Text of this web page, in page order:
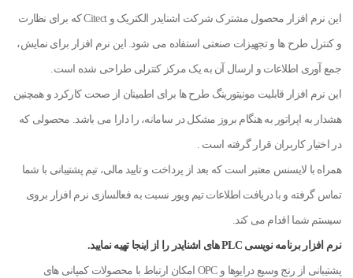
این نرم افزار محصول مشترک شرکت اشنایدر الکتریک و Citect که برای نظارت
و کنترل طرح ها و تجهیزات صنعتی استفاده می شود. این نرم افزار برای نمایش،
جمع آوری اطلاعات و ارسال آن به یک مرکز کنترلی طراحی شده است.
این نرم افزار قابلیت مونیتورینگ طرح ها برای اطمینان از صحت کارکرد و همچنین
هشدار به اپراتور به هنگام بروز مشکل در سامانه، را دارا می باشد. محصولی که
در اختیار کاربران قرار گرفته است .
همراه با لایسنس معتبر است که بعد از پرداخت و تایید مالی، تیم پشتیبانی با شما
تماس گرفته و با دریافت اطلاعات تیم ویور نسبت به فعالسازی نرم افزار بروی
سیستم شما اقدام می کند.
نرم افزار برنامه نویسی PLC های اشنایدر را از اینجا تهیه نمایید.
پشتیبانی از رنج وسیع درایوها و OPC امکان ارتباط با محصولات کمپانی های